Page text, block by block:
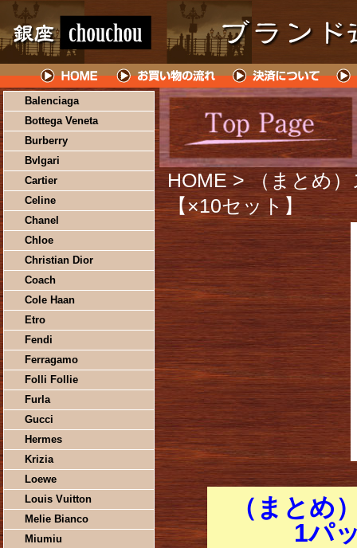
Balenciaga
Bottega Veneta
Burberry
Bvlgari
Cartier
Celine
Chanel
Chloe
Christian Dior
Coach
Cole Haan
Etro
Fendi
Ferragamo
Folli Follie
Furla
Gucci
Hermes
Krizia
Loewe
Louis Vuitton
Melie Bianco
Miumiu
HOME > （まとめ
【×10セット】
（まとめ
1パ